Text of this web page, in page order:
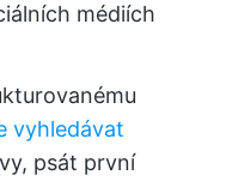
médiích
vyhledávat
psát první